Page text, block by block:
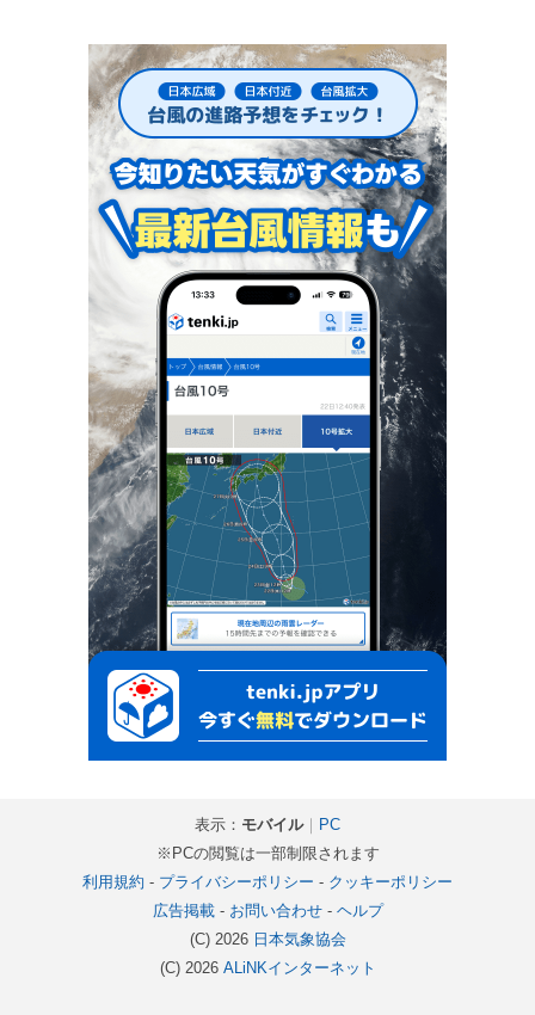
表示： モバイル｜ PC
※PCの閲覧は一部制限されます
利用規約 - プライバシーポリシー - クッキーポリシー
広告掲載- お問い合わせ- ヘルプ
(C) 2026 日本気象協会
(C) 2026 ALiNKインターネット